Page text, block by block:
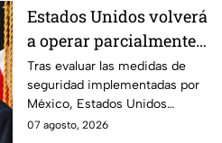
Estados Unidos volverá
a operar parcialmente
en Michoacán tras
suspensión por
motivos de seguridad
Tras evaluar las medidas de
seguridad implementadas por
México, Estados Unidos
reanudará parcialmente sus
07 agosto, 2026